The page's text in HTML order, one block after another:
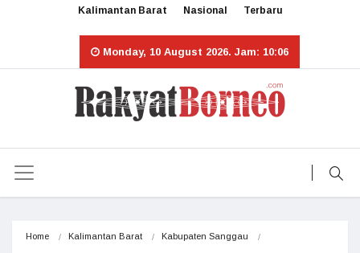
Kalimantan Barat Nasional Terbaru
Monday, 10 August 2026. Jam: 10:06
Home Kalimantan Barat Kabupaten Sanggau